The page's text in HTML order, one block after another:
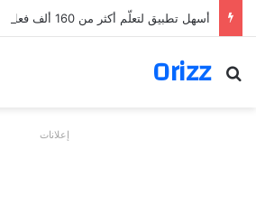
أسهل تطبيق لتعلّم أكثر من 160 ألف فعل بالألمانية
Orizz
بحث عن
إعلانات